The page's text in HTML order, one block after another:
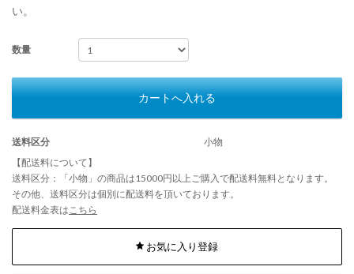
い。
数量
カートへ入れる
送料区分
小物
【配送料について】
送料区分：「小物」の商品は15000円以上ご購入で配送料無料となります。
その他、送料区分は個別に配送料を頂いております。
配送料金表はこちら
お気に入り登録